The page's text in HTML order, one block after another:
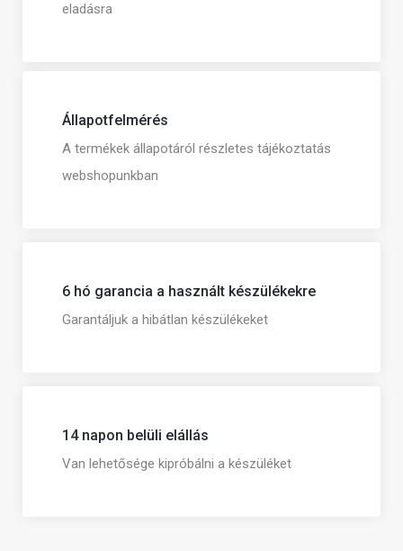
eladásra
Állapotfelmérés
A termékek állapotáról részletes tájékoztatás
webshopunkban
6 hó garancia a használt készülékekre
Garantáljuk a hibátlan készülékeket
14 napon belüli elállás
Van lehetősége kipróbálni a készüléket